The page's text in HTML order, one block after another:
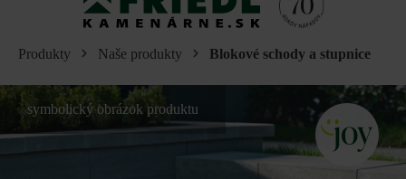
Produkty Naše produkty Blokové schody a stupnice
symbolický obrázok produktu